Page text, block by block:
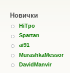
Новички
HiTpo
Spartan
ai91
MurashkaMessor
DavidManvir